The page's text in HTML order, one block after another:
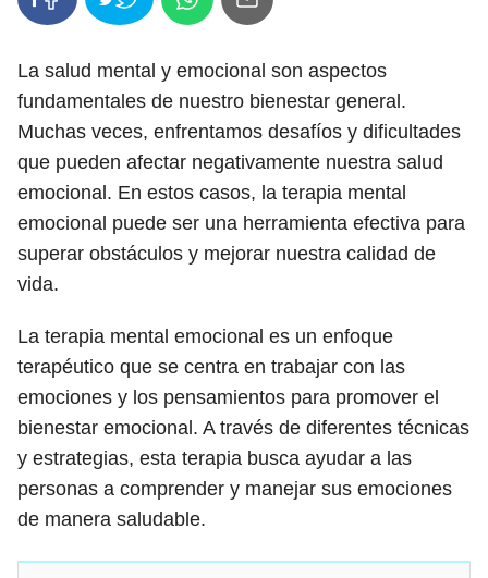
La salud mental y emocional son aspectos
fundamentales de nuestro bienestar general.
Muchas veces, enfrentamos desafíos y dificultades
que pueden afectar negativamente nuestra salud
emocional. En estos casos, la terapia mental
emocional puede ser una herramienta efectiva para
superar obstáculos y mejorar nuestra calidad de
vida.
La terapia mental emocional es un enfoque
terapéutico que se centra en trabajar con las
emociones y los pensamientos para promover el
bienestar emocional. A través de diferentes técnicas
y estrategias, esta terapia busca ayudar a las
personas a comprender y manejar sus emociones
de manera saludable.